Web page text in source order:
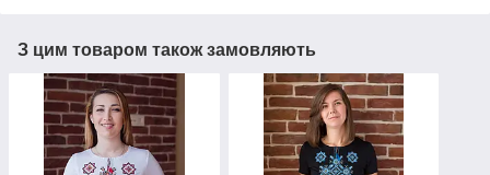
З цим товаром також замовляють